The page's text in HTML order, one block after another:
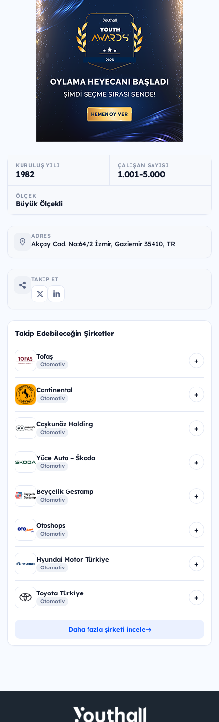
KURULUŞ YILI
1982
ÇALIŞAN SAYISI
1.001-5.000
ÖLÇEK
Büyük Ölçekli
ADRES
Akçay Cad. No:64/2 İzmir, Gaziemir 35410, TR
TAKIP ET
Takip Edebileceğin Şirketler
Tofaş
Otomotiv +
Continental
Otomotiv +
Coşkunöz Holding
Otomotiv +
Yüce Auto – Škoda
Otomotiv +
Beyçelik Gestamp
Otomotiv +
Otoshops
Otomotiv +
Hyundai Motor Türkiye
Otomotiv +
Toyota Türkiye
Otomotiv +
Daha fazla şirketi incele